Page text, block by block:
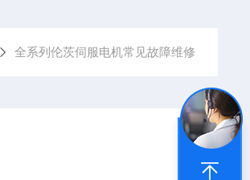
全系列伦茨伺服电机常见故障维修